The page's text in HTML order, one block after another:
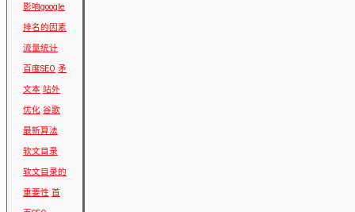
影响google
排名的因素
流量统计
百度SEO 矛
文本 站外
优化 谷歌
最新算法
软文目录
软文目录的
重要性 首